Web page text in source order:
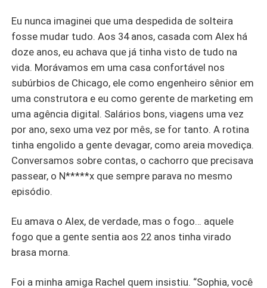
de certezas, que agora mexe com o que eles nunca
imaginaram que poderia deixar para tras.
Eu nunca imaginei que uma despedida de solteira
fosse mudar tudo. Aos 34 anos, casada com Alex há
doze anos, eu achava que já tinha visto de tudo na
vida. Morávamos em uma casa confortável nos
subúrbios de Chicago, ele como engenheiro sênior em
uma construtora e eu como gerente de marketing em
uma agência digital. Salários bons, viagens uma vez
por ano, sexo uma vez por mês, se for tanto. A rotina
tinha engolido a gente devagar, como areia movediça.
Conversamos sobre contas, o cachorro que precisava
passear, o N*****x que sempre parava no mesmo
episódio.
Eu amava o Alex, de verdade, mas o fogo… aquele
fogo que a gente sentia aos 22 anos tinha virado
brasa morna.
Foi a minha amiga Rachel quem insistiu. “Sophia, você